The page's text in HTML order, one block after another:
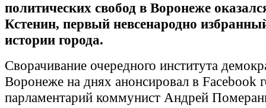
политических свобод в Воронеже
Кстенин, первый невсенародно
истории города.
Сворачивание очередного института
Воронеже на днях анонсировал в Facebook
парламентарий коммунист Андрей